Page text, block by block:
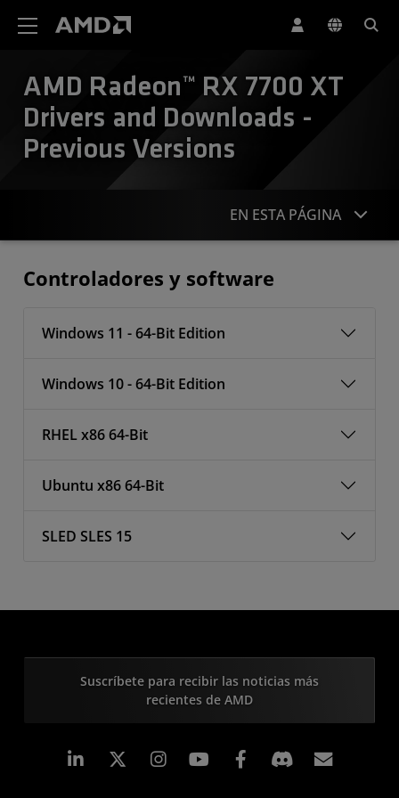
AMD Radeon™ RX 7700 XT
Drivers and Downloads -
Previous Versions
EN ESTA PÁGINA
Controladores y software
Windows 11 - 64-Bit Edition
Windows 10 - 64-Bit Edition
RHEL x86 64-Bit
Ubuntu x86 64-Bit
SLED SLES 15
Suscríbete para recibir las noticias más
recientes de AMD
LinkedIn Instagram Facebook